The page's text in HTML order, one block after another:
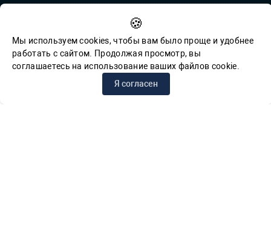
Обратная связь для сообщений о фактах коррупции
© СПб ГБУК ГСЦБС, 2012-2026 гг.
🍪
Мы используем cookies, чтобы вам было проще и удобнее
работать с сайтом. Продолжая просмотр, вы
соглашаетесь на использование ваших файлов cookie.
Я согласен